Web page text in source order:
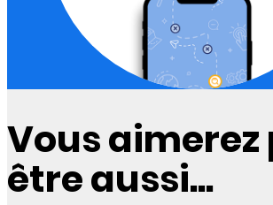
Vous aimerez
être aussi...